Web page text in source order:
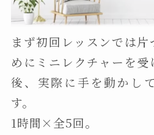
まず初回レッスンでは
めにミニレクチャーを
後、実際に手を動かし
す。
1時間×全5回。